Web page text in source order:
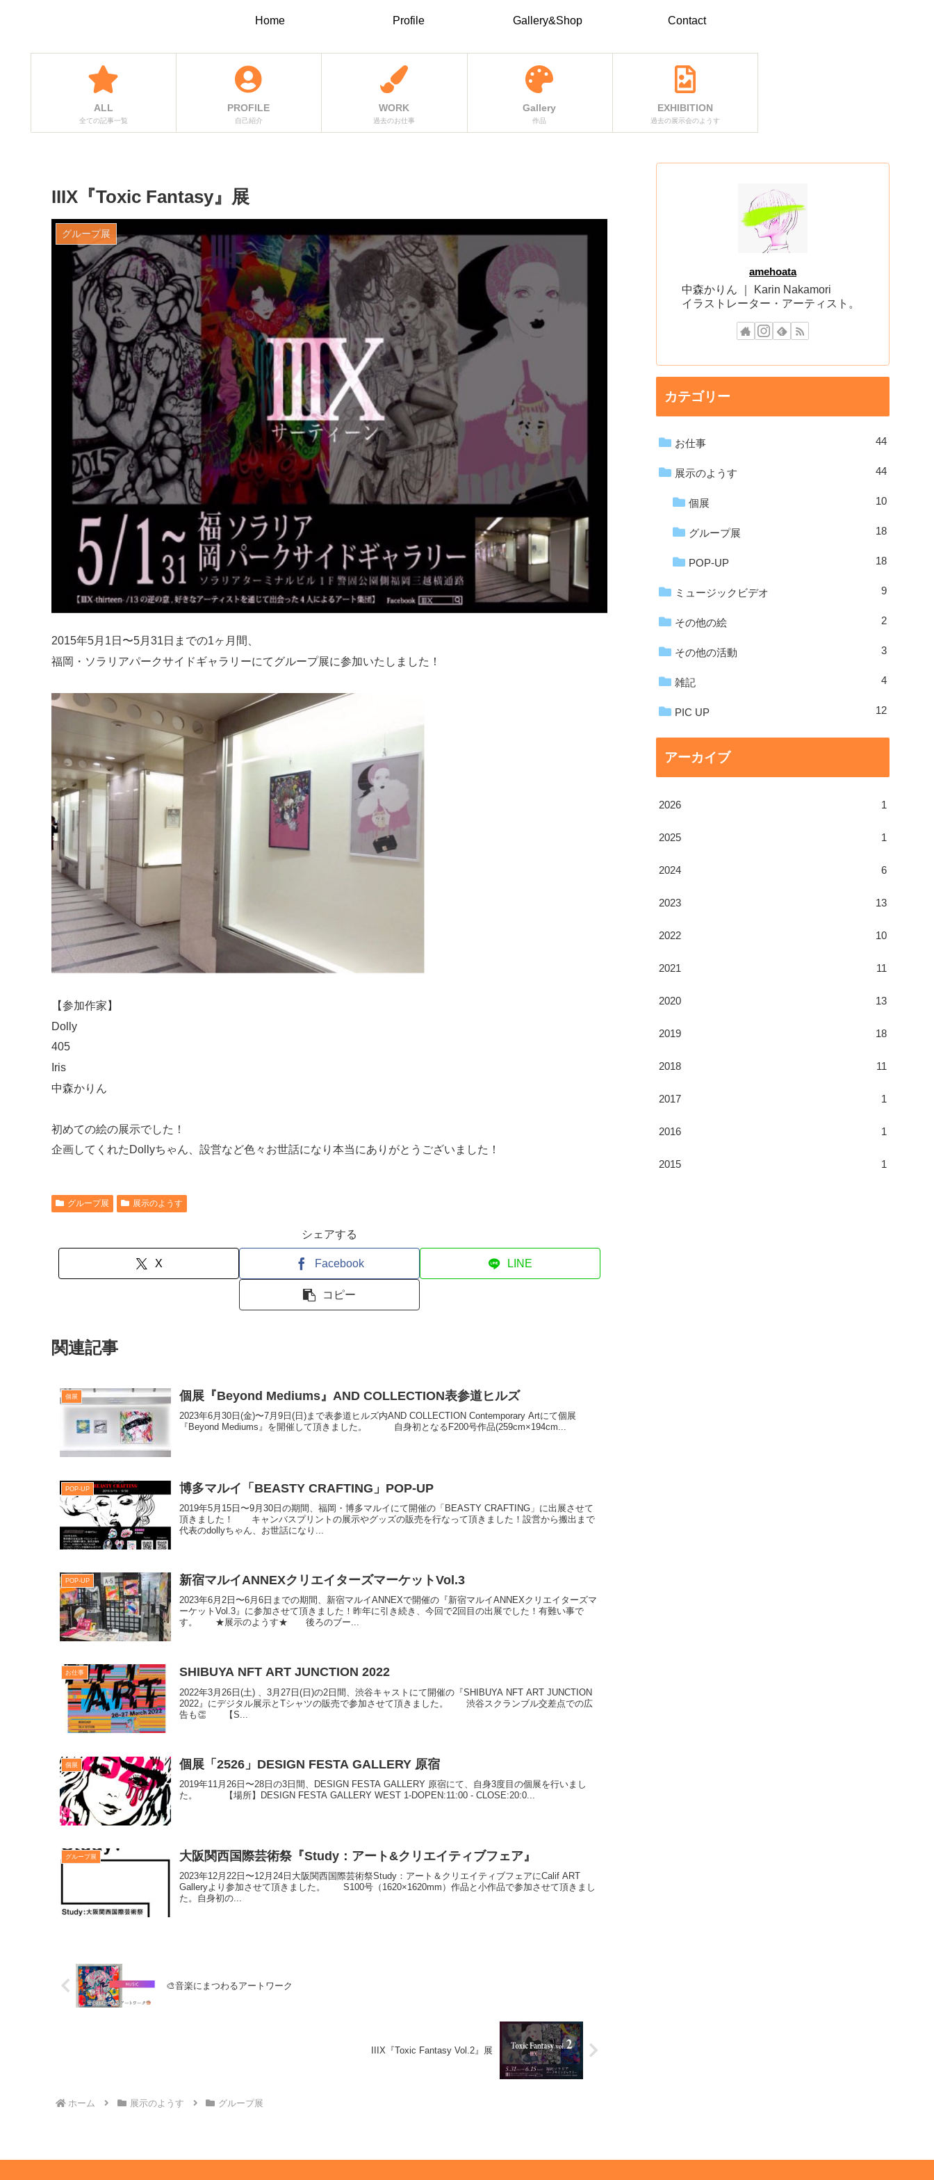
Home Profile Gallery&Shop Contact
ALL
全ての記事一覧
PROFILE
自己紹介
WORK
過去のお仕事
Gallery
作品
EXHIBITION
過去の展示会のようす
IIIX『Toxic Fantasy』展
グループ展
2015年5月1日〜5月31日までの1ヶ月間、
福岡・ソラリアパークサイドギャラリーにてグループ展に参加いたしました！
【参加作家】
Dolly
405
Iris
中森かりん
初めての絵の展示でした！
企画してくれたDollyちゃん、設営など色々お世話になり本当にありがとうございました！
グループ展 展示のようす
シェアする
X Facebook LINE
コピー
関連記事
個展 個展『Beyond Mediums』AND COLLECTION表参道ヒルズ
2023年6月30日(金)〜7月9日(日)まで表参道ヒルズ内AND COLLECTION Contemporary Artにて個展
『Beyond Mediums』を開催して頂きました。 自身初となるF200号作品(259cm×194cm...
POP-UP 博多マルイ「BEASTY CRAFTING」POP-UP
2019年5月15日〜9月30日の期間、福岡・博多マルイにて開催の「BEASTY CRAFTING」に出展させて
頂きました！ キャンバスプリントの展示やグッズの販売を行なって頂きました！設営から搬出まで
代表のdollyちゃん、お世話になり...
POP-UP 新宿マルイANNEXクリエイターズマーケットVol.3
2023年6月2日〜6月6日までの期間、新宿マルイANNEXで開催の『新宿マルイANNEXクリエイターズマ
ーケットVol.3』に参加させて頂きました！昨年に引き続き、今回で2回目の出展でした！有難い事で
す。 ★展示のようす★ 後ろのブー...
お仕事 SHIBUYA NFT ART JUNCTION 2022
2022年3月26日(土) 、3月27日(日)の2日間、渋谷キャストにて開催の『SHIBUYA NFT ART JUNCTION
2022』にデジタル展示とTシャツの販売で参加させて頂きました。 渋谷スクランブル交差点での広
告も👏 【S...
個展 個展「2526」DESIGN FESTA GALLERY 原宿
2019年11月26日〜28日の3日間、DESIGN FESTA GALLERY 原宿にて、自身3度目の個展を行いまし
た。 【場所】DESIGN FESTA GALLERY WEST 1-DOPEN:11:00 - CLOSE:20:0...
グループ展 ​大阪関西国際芸術祭『Study：アート&クリエイティブフェア』
2023年12月22日〜12月24日大阪関西国際芸術祭Study：アート＆クリエイティブフェアにCalif ART
Galleryより参加させて頂きました。 S100号（1620×1620mm）作品と小作品で参加させて頂きまし
た。自身初の...
🎨音楽にまつわるアートワーク
IIIX『Toxic Fantasy Vol.2』展
ホーム 展示のようす グループ展
amehoata
中森かりん ｜ Karin Nakamori
イラストレーター・アーティスト。
カテゴリー
お仕事 44
展示のようす 44
個展 10
グループ展 18
POP-UP 18
ミュージックビデオ 9
その他の絵 2
その他の活動 3
雑記 4
PIC UP 12
アーカイブ
2026 1
2025 1
2024 6
2023 13
2022 10
2021 11
2020 13
2019 18
2018 11
2017 1
2016 1
2015 1